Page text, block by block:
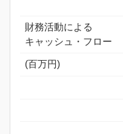
財務活動による
キャッシュ・フロー
(百万円)